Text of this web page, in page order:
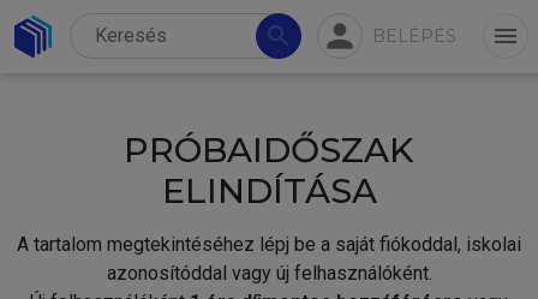
search person BELÉPÉS menu
PRÓBAIDŐSZAK
ELINDÍTÁSA
A tartalom megtekintéséhez lépj be a saját fiókoddal, iskolai
azonosítóddal vagy új felhasználóként.